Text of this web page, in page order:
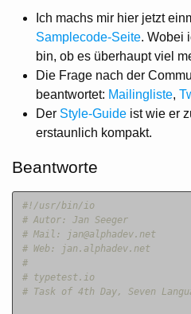
Ich machs mir hier jetzt
Samplecode-Seite. Wobei
bin, ob es überhaupt viel
Die Frage nach der
beantwortet: Mailingliste,
Der Style-Guide ist wie er
erstaunlich kompakt.
Beantworte
#!/usr/bin/io
# Autor: Jan Seeger
# Mail: jan@alphadev.net
# Web: jan.alphadev.net
#
# typetest.io
# Task of 4th Day, Seven